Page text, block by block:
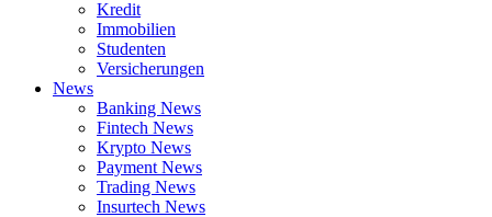
Kredit
Immobilien
Studenten
Versicherungen
News
Banking News
Fintech News
Krypto News
Payment News
Trading News
Insurtech News